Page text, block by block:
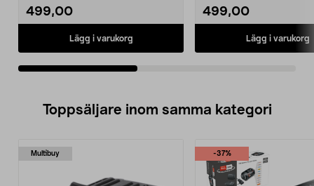
499,00
Lägg i varukorg
499,00
Lägg i varukorg
Toppsäljare inom samma kategori
Multibuy -37%